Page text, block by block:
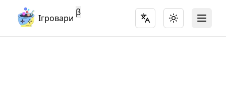
Ігровари
β
Toggle language
Toggle theme
Open